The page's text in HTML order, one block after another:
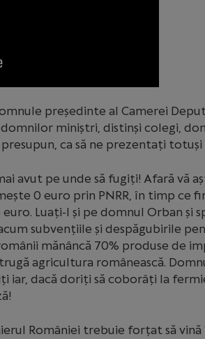
președinte al Camerei
miniștri, distinși colegi,
ca să ne prezentați totuși
avut pe unde să fugiți! Afară vă
0 euro prin PNRR, în timp ce
Luați-l și pe domnul Orban și
subvențiile și despăgubirile
mănâncă 70% produse de
agricultura românească.
iar, dacă doriți să coborâți la
României trebuie forțat să vină